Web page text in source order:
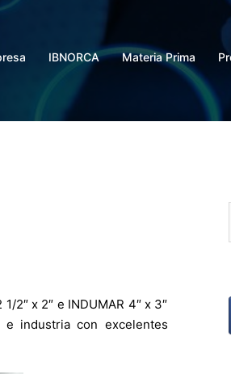
IBNORCA Materia Prima
2″ x 2″ e INDUMAR 4″ x 3″
e industria con excelentes